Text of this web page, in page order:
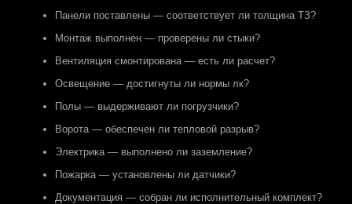
Панели поставлены — соответствует ли толщина ТЗ?
Монтаж выполнен — проверены ли стыки?
Вентиляция смонтирована — есть ли расчет?
Освещение — достигнуты ли нормы лк?
Полы — выдерживают ли погрузчики?
Ворота — обеспечен ли тепловой разрыв?
Электрика — выполнено ли заземление?
Пожарка — установлены ли датчики?
Документация — собран ли исполнительный комплект?